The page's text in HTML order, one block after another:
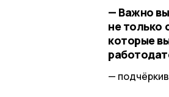
— Важно
не только
которые